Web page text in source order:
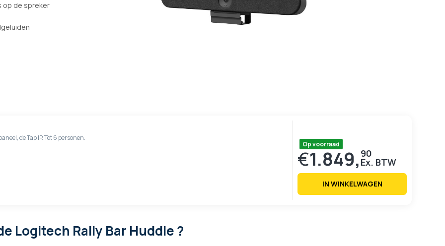
op de spreker
de Tap IP. Tot 6 personen.
Op voorraad
€1.849, 90
IN WINKELWAGEN
Logitech Rally Bar Huddle ?